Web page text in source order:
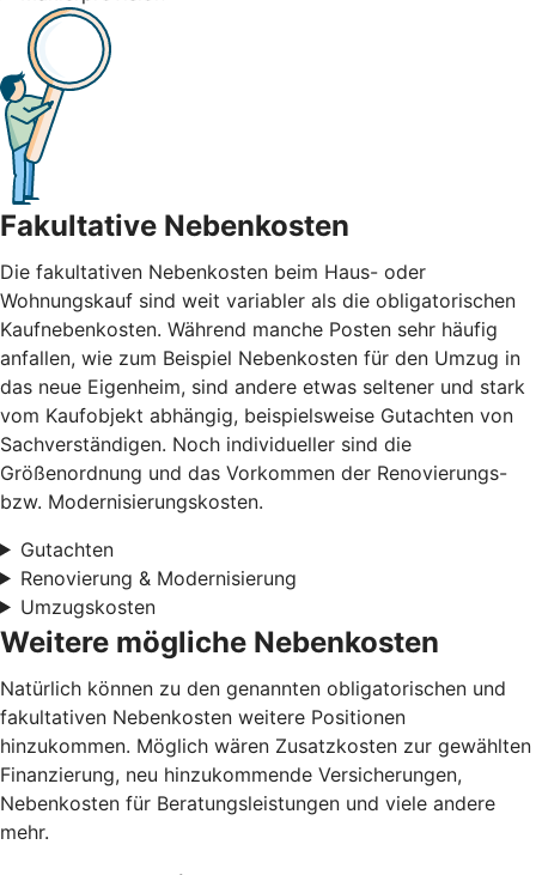
Fakultative Nebenkosten
Die fakultativen Nebenkosten beim Haus- oder
Wohnungskauf sind weit variabler als die obligatorischen
Kaufnebenkosten. Während manche Posten sehr häufig
anfallen, wie zum Beispiel Nebenkosten für den Umzug in
das neue Eigenheim, sind andere etwas seltener und stark
vom Kaufobjekt abhängig, beispielsweise Gutachten von
Sachverständigen. Noch individueller sind die
Größenordnung und das Vorkommen der Renovierungs-
bzw. Modernisierungskosten.
Gutachten
Renovierung & Modernisierung
Umzugskosten
Weitere mögliche Nebenkosten
Natürlich können zu den genannten obligatorischen und
fakultativen Nebenkosten weitere Positionen
hinzukommen. Möglich wären Zusatzkosten zur gewählten
Finanzierung, neu hinzukommende Versicherungen,
Nebenkosten für Beratungsleistungen und viele andere
mehr.